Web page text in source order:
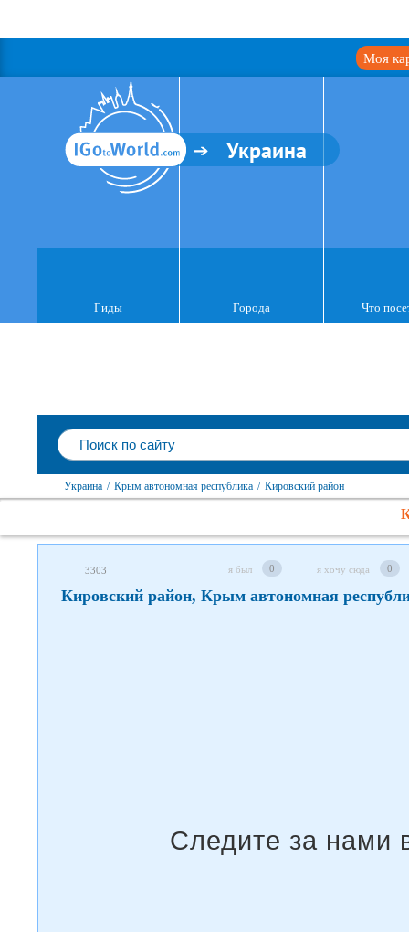
Моя
Украина
Гиды Города Что
Украина / Крым автономная республика / Кировский район
3303 я был 0 я хочу сюда 0
Кировский район, Крым автономная